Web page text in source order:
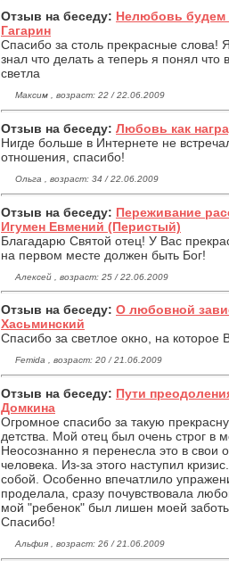
Отзыв на беседу: Нелюбовь будем
Гагарин
Спасибо за столь прекрасные слова!
знал что делать а теперь я понял
светла
Максим , возраст: 22 / 22.06.2009
Отзыв на беседу: Любовь как
Нигде больше в Интернете не
отношения, спасибо!
Ольга , возраст: 34 / 22.06.2009
Отзыв на беседу: Переживание
Игумен Евмений (Перистый)
Благадарю Святой отец! У Вас
на первом месте должен быть Бог!
Алексей , возраст: 25 / 22.06.2009
Отзыв на беседу: О любовной
Хасьминский
Спасибо за светлое окно, на которое
Femida , возраст: 20 / 21.06.2009
Отзыв на беседу: Пути
Домкина
Огромное спасибо за такую
детства. Мой отец был очень строг в
Неосознанно я перенесла это в свои
человека. Из-за этого наступил
собой. Особенно впечатлило
проделала, сразу почувствовала
мой "ребенок" был лишен моей
Спасибо!
Альфия , возраст: 26 / 21.06.2009